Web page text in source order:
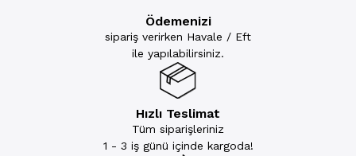
Ödemenizi
sipariş verirken Havale / Eft
ile yapılabilirsiniz.
Hızlı Teslimat
Tüm siparişleriniz
1 - 3 iş günü içinde kargoda!